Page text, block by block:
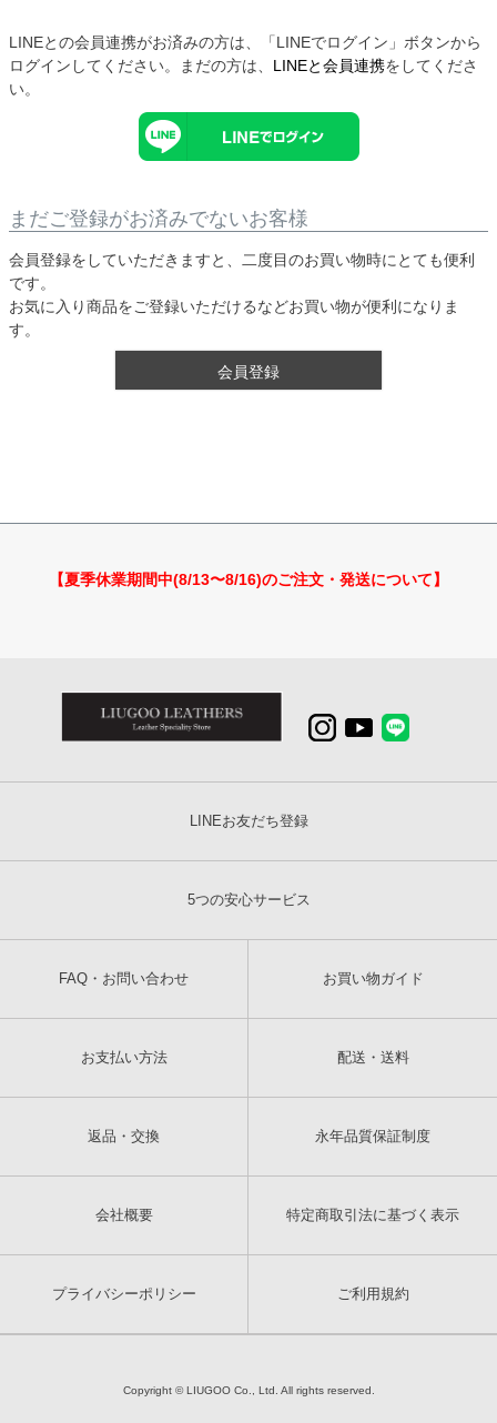
LINEとの会員連携がお済みの方は、「LINEでログイン」ボタンから
ログインしてください。まだの方は、 LINEと会員連携をしてくださ
い。
まだご登録がお済みでないお客様
会員登録をしていただきますと、二度目のお買い物時にとても便利
です。
お気に入り商品をご登録いただけるなどお買い物が便利になりま
す。
会員登録
【夏季休業期間中(8/13〜8/16)のご注文・発送について】
LINEお友だち登録
5つの安心サービス
FAQ・お問い合わせ お買い物ガイド
お支払い方法 配送・送料
返品・交換 永年品質保証制度
会社概要 特定商取引法に基づく表示
プライバシーポリシー ご利用規約
Copyright © LIUGOO Co., Ltd. All rights reserved.